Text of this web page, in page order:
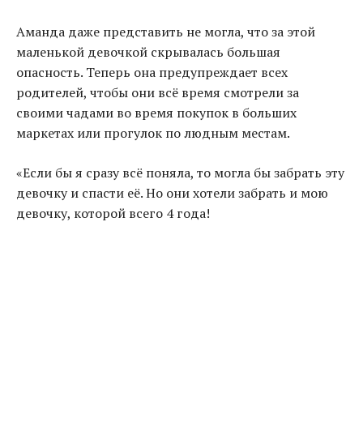
Аманда даже представить не могла, что за этой
маленькой девочкой скрывалась большая
опасность. Теперь она предупреждает всех
родителей, чтобы они всё время смотрели за
своими чадами во время покупок в больших
маркетах или прогулок по людным местам.
«Если бы я сразу всё поняла, то могла бы забрать эту
девочку и спасти её. Но они хотели забрать и мою
девочку, которой всего 4 года!